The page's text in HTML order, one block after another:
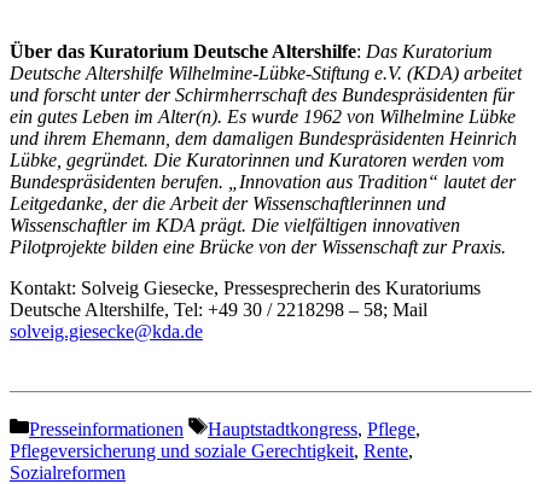
Über das Kuratorium Deutsche Altershilfe: Das Kuratorium
Deutsche Altershilfe Wilhelmine-Lübke-Stiftung e.V. (KDA) arbeitet
und forscht unter der Schirmherrschaft des Bundespräsidenten für
ein gutes Leben im Alter(n). Es wurde 1962 von Wilhelmine Lübke
und ihrem Ehemann, dem damaligen Bundespräsidenten Heinrich
Lübke, gegründet. Die Kuratorinnen und Kuratoren werden vom
Bundespräsidenten berufen. „Innovation aus Tradition“ lautet der
Leitgedanke, der die Arbeit der Wissenschaftlerinnen und
Wissenschaftler im KDA prägt. Die vielfältigen innovativen
Pilotprojekte bilden eine Brücke von der Wissenschaft zur Praxis.
Kontakt: Solveig Giesecke, Pressesprecherin des Kuratoriums
Deutsche Altershilfe, Tel: +49 30 / 2218298 – 58; Mail
solveig.giesecke@kda.de
Kategorien
Presseinformationen Schlagwörter
Hauptstadtkongress, Pflege,
Pflegeversicherung und soziale Gerechtigkeit, Rente,
Sozialreformen